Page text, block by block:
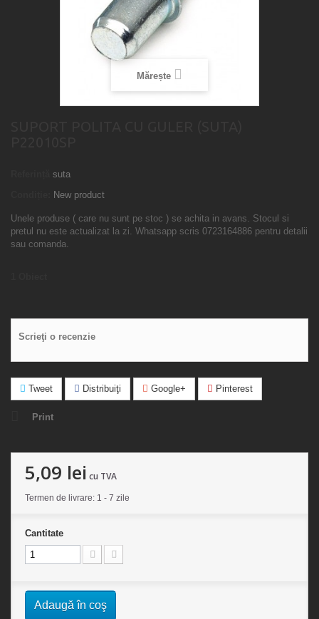
Mărește
suta
New product
Unele produse ( care nu sunt pe stoc ) se achita in avans. Stocul si
pretul nu este actualizat la zi. Whatsapp scris 0723164886 pentru detalii
sau comanda.
Scrieţi o recenzie
Tweet Distribuiţi Google+ Pinterest
Print
5,09 lei cu TVA
Termen de livrare: 1 - 7 zile
Cantitate
Adaugă în coş